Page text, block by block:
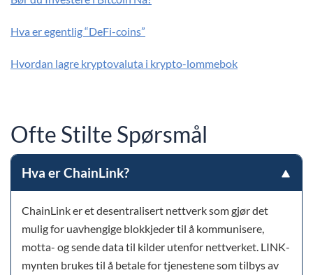
Hva er egentlig “DeFi-coins”
Hvordan lagre kryptovaluta i krypto-lommebok
Ofte Stilte Spørsmål
Hva er ChainLink?
ChainLink er et desentralisert nettverk som gjør det
mulig for uavhengige blokkjeder til å kommunisere,
motta- og sende data til kilder utenfor nettverket. LINK-
mynten brukes til å betale for tjenestene som tilbys av